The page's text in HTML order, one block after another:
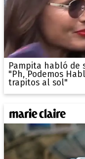
Pampita habló de
"Ph, Podemos
trapitos al sol"